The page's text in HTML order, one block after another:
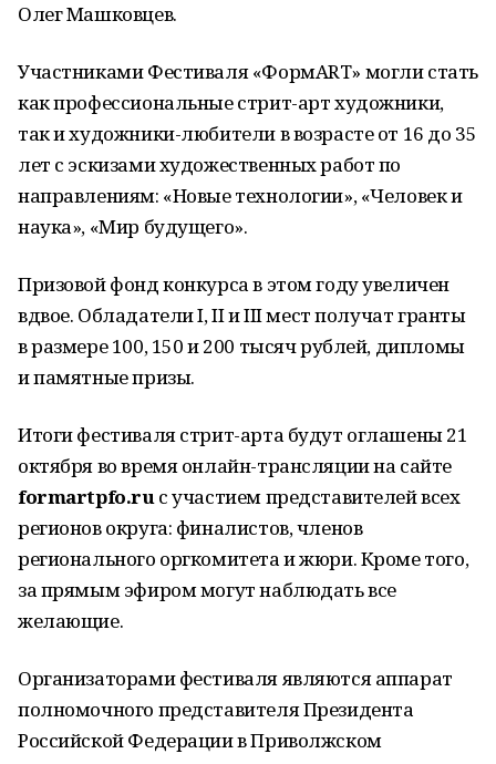
Олег Машковцев.
Участниками Фестиваля «ФормART» могли стать
как профессиональные стрит-арт художники,
так и художники-любители в возрасте от 16 до 35
лет с эскизами художественных работ по
направлениям: «Новые технологии», «Человек и
наука», «Мир будущего».
Призовой фонд конкурса в этом году увеличен
вдвое. Обладатели I, II и III мест получат гранты
в размере 100, 150 и 200 тысяч рублей, дипломы
и памятные призы.
Итоги фестиваля стрит-арта будут оглашены 21
октября во время онлайн-трансляции на сайте
formartpfo.ruс участием представителей всех
регионов округа: финалистов, членов
регионального оргкомитета и жюри. Кроме того,
за прямым эфиром могут наблюдать все
желающие.
Организаторами фестиваля являются аппарат
полномочного представителя Президента
Российской Федерации в Приволжском